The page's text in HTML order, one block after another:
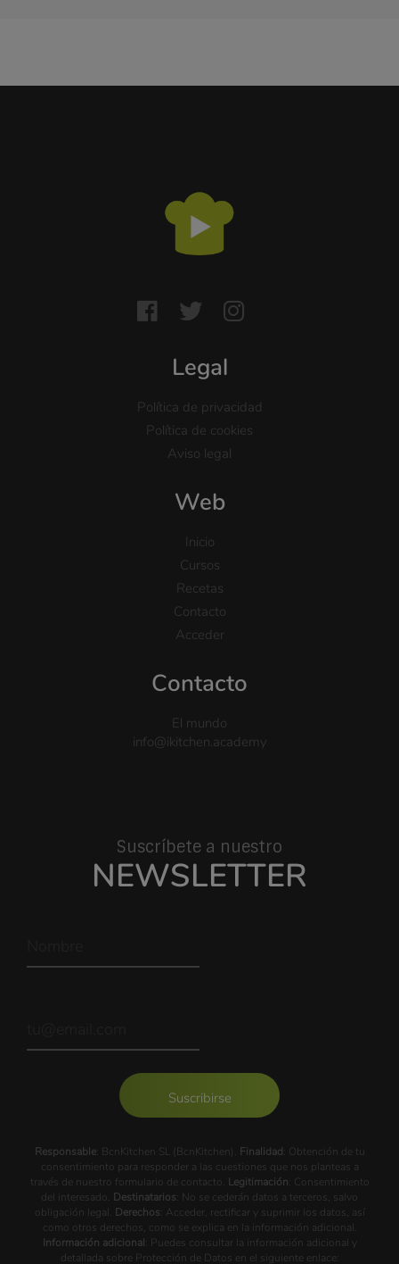
Legal
Política de privacidad
Política de cookies
Aviso legal
Web
Inicio
Cursos
Recetas
Contacto
Acceder
Contacto
El mundo
info@ikitchen.academy
Suscríbete a nuestro
NEWSLETTER
Suscribirse
Responsable: BcnKitchen SL (BcnKitchen). Finalidad: Obtención de tu
consentimiento para responder a las cuestiones que nos planteas a
través de nuestro formulario de contacto. Legitimación: Consentimiento
del interesado. Destinatarios: No se cederán datos a terceros, salvo
obligación legal. Derechos: Acceder, rectificar y suprimir los datos, así
como otros derechos, como se explica en la información adicional.
Información adicional: Puedes consultar la información adicional y
detallada sobre Protección de Datos en el siguiente enlace: